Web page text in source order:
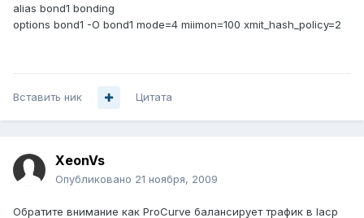
alias bond1 bonding
options bond1 -O bond1 mode=4 miimon=100 xmit_hash_policy=2
Вставить ник Цитата
XeonVs
Опубликовано 21 ноября, 2009
Обратите внимание как ProCurve балансирует трафик в lacp